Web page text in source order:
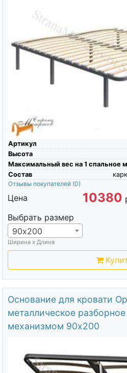
Артикул
Высота
Максимальный вес на 1 спальное
Состав
Отзывы покупателей (0)
Цена 10380
Выбрать размер
90х200
Ширина х Длина
Основание для кровати
металлическое
механизмом 90х200